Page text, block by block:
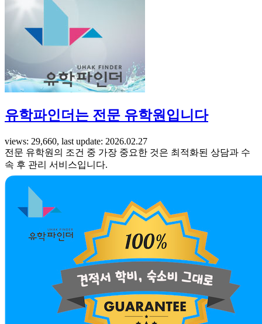
유학파인더는 전문 유학원입니다
views: 29,660, last update: 2026.02.27
전문 유학원의 조건 중 가장 중요한 것은 최적화된 상담과 수
속 후 관리 서비스입니다.